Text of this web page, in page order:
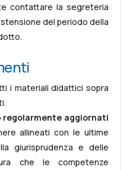
contattare la segreteria
del periodo della
i materiali didattici sopra
regolarmente aggiornati
allineati con le ultime
giurisprudenza e delle
che le competenze